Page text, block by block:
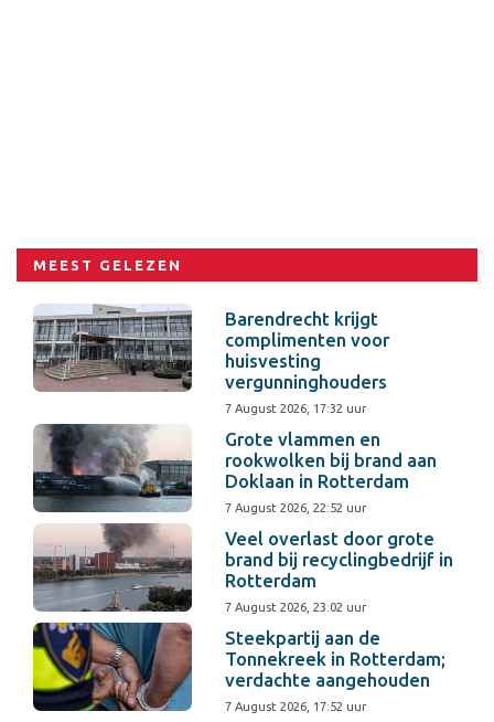
MEEST GELEZEN
Barendrecht krijgt
complimenten voor
huisvesting
vergunninghouders
7 August 2026, 17:32 uur
Grote vlammen en
rookwolken bij brand aan
Doklaan in Rotterdam
7 August 2026, 22:52 uur
Veel overlast door grote
brand bij recyclingbedrijf in
Rotterdam
7 August 2026, 23:02 uur
Steekpartij aan de
Tonnekreek in Rotterdam;
verdachte aangehouden
7 August 2026, 17:52 uur